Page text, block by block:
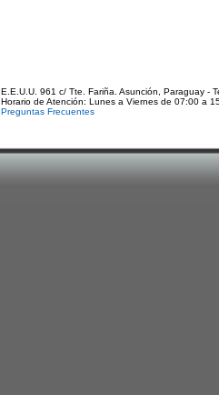
E.E.U.U. 961 c/ Tte. Fariña. Asunción, Paraguay -
Horario de Atención: Lunes a Viernes de 07:00 a
Preguntas Frecuentes